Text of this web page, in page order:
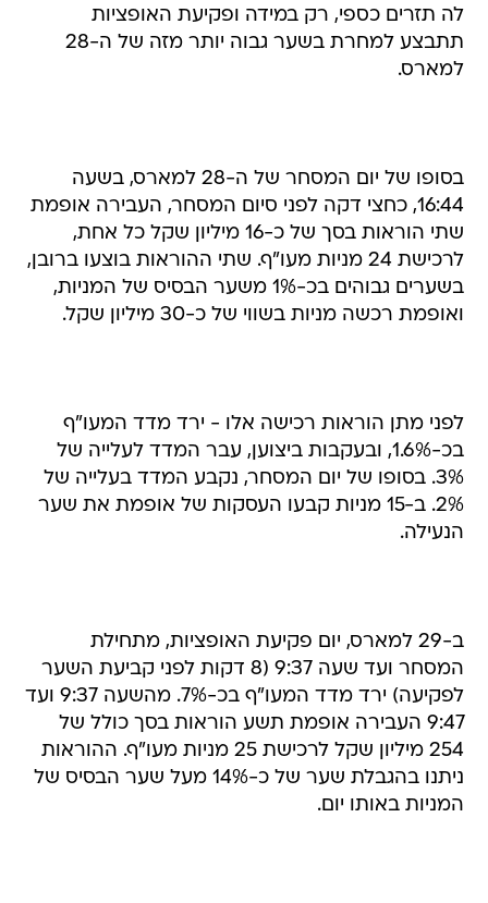
לה תזרים כספי, רק במידה ופקיעת האופציות
תתבצע למחרת בשער גבוה יותר מזה של ה-28
למארס.
בסופו של יום המסחר של ה-28 למארס, בשעה
16:44, כחצי דקה לפני סיום המסחר, העבירה אופמת
שתי הוראות בסך של כ-16 מיליון שקל כל אחת,
לרכישת 24 מניות מעו"ף. שתי ההוראות בוצעו ברובן,
בשערים גבוהים בכ-1% משער הבסיס של המניות,
ואופמת רכשה מניות בשווי של כ-30 מיליון שקל.
לפני מתן הוראות רכישה אלו - ירד מדד המעו"ף
בכ-1.6%, ובעקבות ביצוען, עבר המדד לעלייה של
3%. בסופו של יום המסחר, נקבע המדד בעלייה של
2%. ב-15 מניות קבעו העסקות של אופמת את שער
הנעילה.
ב-29 למארס, יום פקיעת האופציות, מתחילת
המסחר ועד שעה 9:37 (8 דקות לפני קביעת השער
לפקיעה) ירד מדד המעו"ף בכ-7%. מהשעה 9:37 ועד
9:47 העבירה אופמת תשע הוראות בסך כולל של
254 מיליון שקל לרכישת 25 מניות מעו"ף. ההוראות
ניתנו בהגבלת שער של כ-14% מעל שער הבסיס של
המניות באותו יום.